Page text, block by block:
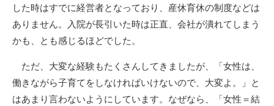
した時はすでに経営者となっており、産休育休の制度などは
ありません。入院が長引いた時は正直、会社が潰れてしまう
かも、とも感じるほどでした。
ただ、大変な経験もたくさんしてきましたが、「女性は、
働きながら子育てをしなければいけないので、大変よ。」と
はあまり言わないようにしています。なぜなら、「女性＝結